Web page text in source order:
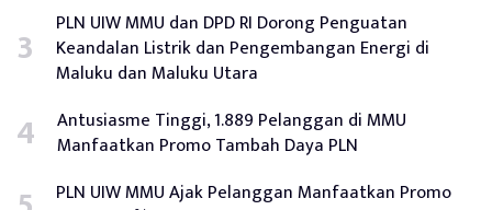
PLN UIW MMU dan DPD RI Dorong Penguatan
Keandalan Listrik dan Pengembangan Energi di
Maluku dan Maluku Utara
Antusiasme Tinggi, 1.889 Pelanggan di MMU
Manfaatkan Promo Tambah Daya PLN
PLN UIW MMU Ajak Pelanggan Manfaatkan Promo